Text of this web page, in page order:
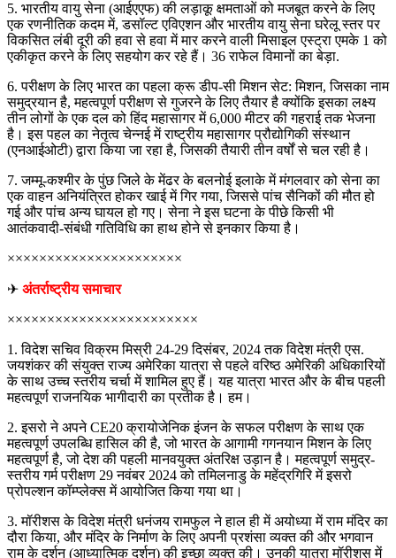
5. भारतीय वायु सेना (आईएएफ) की लड़ाकू क्षमताओं को मजबूत करने के लिए
एक रणनीतिक कदम में, डसॉल्ट एविएशन और भारतीय वायु सेना घरेलू स्तर पर
विकसित लंबी दूरी की हवा से हवा में मार करने वाली मिसाइल एस्ट्रा एमके 1 को
एकीकृत करने के लिए सहयोग कर रहे हैं। 36 राफेल विमानों का बेड़ा.
6. परीक्षण के लिए भारत का पहला क्रू डीप-सी मिशन सेट: मिशन, जिसका नाम
समुद्रयान है, महत्वपूर्ण परीक्षण से गुजरने के लिए तैयार है क्योंकि इसका लक्ष्य
तीन लोगों के एक दल को हिंद महासागर में 6,000 मीटर की गहराई तक भेजना
है। इस पहल का नेतृत्व चेन्नई में राष्ट्रीय महासागर प्रौद्योगिकी संस्थान
(एनआईओटी) द्वारा किया जा रहा है, जिसकी तैयारी तीन वर्षों से चल रही है।
7. जम्मू-कश्मीर के पुंछ जिले के मेंढर के बलनोई इलाके में मंगलवार को सेना का
एक वाहन अनियंत्रित होकर खाई में गिर गया, जिससे पांच सैनिकों की मौत हो
गई और पांच अन्य घायल हो गए। सेना ने इस घटना के पीछे किसी भी
आतंकवादी-संबंधी गतिविधि का हाथ होने से इनकार किया है।
××××××××××××××××××××××
✈ अंतर्राष्ट्रीय समाचार
××××××××××××××××××××××××
1. विदेश सचिव विक्रम मिस्री 24-29 दिसंबर, 2024 तक विदेश मंत्री एस.
जयशंकर की संयुक्त राज्य अमेरिका यात्रा से पहले वरिष्ठ अमेरिकी अधिकारियों
के साथ उच्च स्तरीय चर्चा में शामिल हुए हैं। यह यात्रा भारत और के बीच पहली
महत्वपूर्ण राजनयिक भागीदारी का प्रतीक है। हम।
2. इसरो ने अपने CE20 क्रायोजेनिक इंजन के सफल परीक्षण के साथ एक
महत्वपूर्ण उपलब्धि हासिल की है, जो भारत के आगामी गगनयान मिशन के लिए
महत्वपूर्ण है, जो देश की पहली मानवयुक्त अंतरिक्ष उड़ान है। महत्वपूर्ण समुद्र-
स्तरीय गर्म परीक्षण 29 नवंबर 2024 को तमिलनाडु के महेंद्रगिरि में इसरो
प्रोपल्शन कॉम्प्लेक्स में आयोजित किया गया था।
3. मॉरीशस के विदेश मंत्री धनंजय रामफुल ने हाल ही में अयोध्या में राम मंदिर का
दौरा किया, और मंदिर के निर्माण के लिए अपनी प्रशंसा व्यक्त की और भगवान
राम के दर्शन (आध्यात्मिक दर्शन) की इच्छा व्यक्त की। उनकी यात्रा मॉरीशस में